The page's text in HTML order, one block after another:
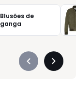
Blusões de
ganga
Précédent